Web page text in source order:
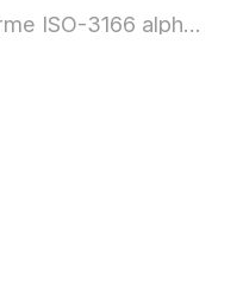
Nom de pays selon la norme ISO-3166 alpha-2